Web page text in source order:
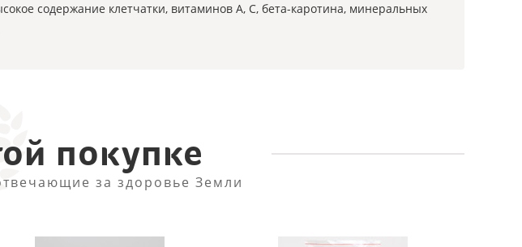
содержание клетчатки, витаминов А, С, бета-каротина, минеральных
покупке
за здоровье Земли